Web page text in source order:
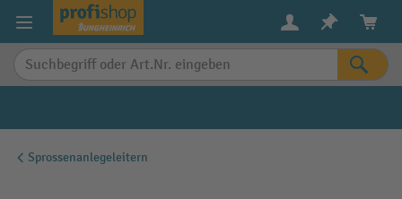
springen
Sprossenanlegeleitern